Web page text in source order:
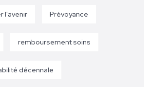
l'avenir Prévoyance
remboursement soins
décennale